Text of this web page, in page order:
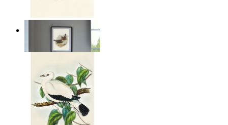
Kustnära fåglar
149 kr